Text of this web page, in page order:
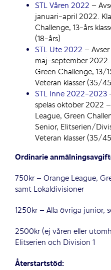
STL Våren 2022 –
januari-april 2022.
Challenge, 13-års
(18-års)
STL Ute 2022 –
maj-september 2022.
Green Challenge, 13/
Veteran klasser
STL Inne 2022-2023
spelas oktober 2022
League, Green
Senior, Elitserien/
Veteran klasser
Ordinarie
750kr – Orange League,
samt Lokaldivisioner
1250kr – Alla övriga junior,
2500kr (ej våren eller
Elitserien och Division 1
Återstartstöd: